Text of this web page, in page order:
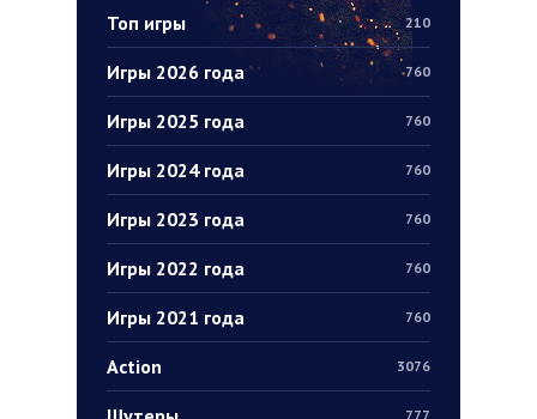
Топ игры 210
Игры 2026 года 760
Игры 2025 года 760
Игры 2024 года 760
Игры 2023 года 760
Игры 2022 года 760
Игры 2021 года 760
Action 3076
777